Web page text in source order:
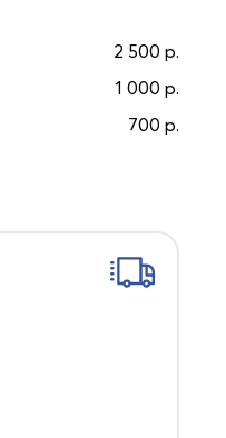
2 500 р.
1 000 р.
700 р.